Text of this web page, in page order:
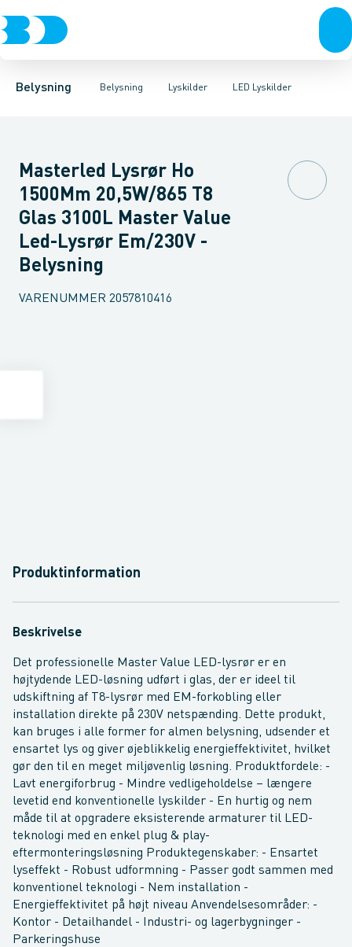
Belysning Belysning
Belysning Lyskilder
LyskilderBelysningsarmaturerLysstyringTilbehør til
LED Lyskilder
LED Lyskilder LysrørUV-LampeMetalhalogen
Masterled Lysrør Ho
1500Mm 20,5W/865 T8
Glas 3100L Master Value
Led-Lysrør Em/230V -
Belysning
VARENUMMER 2057810416
Produktinformation
Beskrivelse
Det professionelle Master Value LED-lysrør er en
højtydende LED-løsning udført i glas, der er ideel til
udskiftning af T8-lysrør med EM-forkobling eller
installation direkte på 230V netspænding. Dette produkt,
kan bruges i alle former for almen belysning, udsender et
ensartet lys og giver øjeblikkelig energieffektivitet, hvilket
gør den til en meget miljøvenlig løsning. Produktfordele: -
Lavt energiforbrug - Mindre vedligeholdelse – længere
levetid end konventionelle lyskilder - En hurtig og nem
måde til at opgradere eksisterende armaturer til LED-
teknologi med en enkel plug & play-
eftermonteringsløsning Produktegenskaber: - Ensartet
lyseffekt - Robust udformning - Passer godt sammen med
konventionel teknologi - Nem installation -
Energieffektivitet på højt niveau Anvendelsesområder: -
Kontor - Detailhandel - Industri- og lagerbygninger -
Parkeringshuse